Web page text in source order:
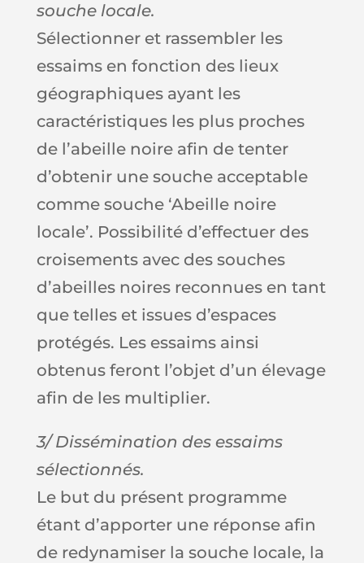
souche locale.
Sélectionner et rassembler les
essaims en fonction des lieux
géographiques ayant les
caractéristiques les plus proches
de l’abeille noire afin de tenter
d’obtenir une souche acceptable
comme souche ‘Abeille noire
locale’. Possibilité d’effectuer des
croisements avec des souches
d’abeilles noires reconnues en tant
que telles et issues d’espaces
protégés. Les essaims ainsi
obtenus feront l’objet d’un élevage
afin de les multiplier.
3/ Dissémination des essaims
sélectionnés.
Le but du présent programme
étant d’apporter une réponse afin
de redynamiser la souche locale, la